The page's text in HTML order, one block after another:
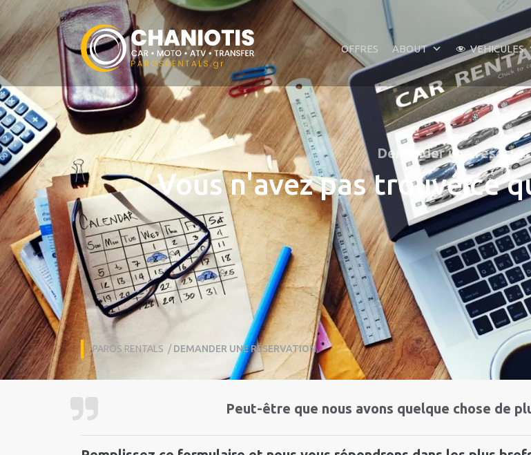
OFFRES ABOUT VEHICULES
Demander une
Vous n'avez pas trouvé ce
PAROS RENTALS /DEMANDER UNE RÉSERVATION
Peut-être que nous avons quelque chose de